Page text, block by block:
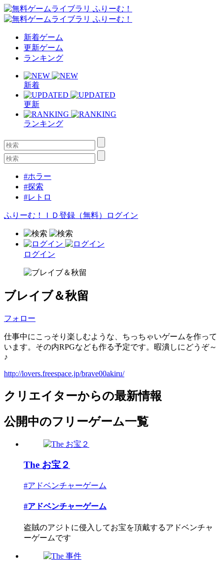
新着ゲーム
更新ゲーム
ランキング
新着
更新
ランキング
#ホラー
#探索
#レトロ
ふりーむ！ＩＤ登録（無料） ログイン
ログイン
ブレイブ＆秋留
フォロー
仕事中にこっそり楽しむような、ちっちゃいゲームを作って
います。その内RPGなども作る予定です。暇潰しにどうぞ～
♪
http://lovers.freespace.jp/brave00akiru/
クリエイターからの最新情報
公開中のフリーゲーム一覧
The お宝２
#アドベンチャーゲーム
#アドベンチャーゲーム
盗賊のアジトに侵入してお宝を頂戴するアドベンチャ
ーゲームです